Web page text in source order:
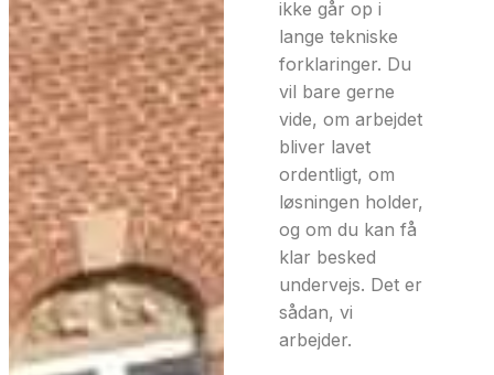
ikke går op i
lange tekniske
forklaringer. Du
vil bare gerne
vide, om arbejdet
bliver lavet
ordentligt, om
løsningen holder,
og om du kan få
klar besked
undervejs. Det er
sådan, vi
arbejder.